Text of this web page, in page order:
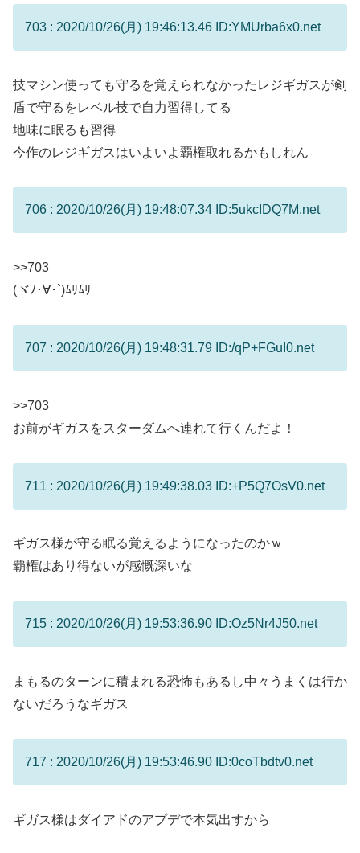
703 : 2020/10/26(月) 19:46:13.46 ID:YMUrba6x0.net
技マシン使っても守るを覚えられなかったレジギガスが剣
盾で守るをレベル技で自力習得してる
地味に眠るも習得
今作のレジギガスはいよいよ覇権取れるかもしれん
706 : 2020/10/26(月) 19:48:07.34 ID:5ukcIDQ7M.net
>>703
(ヾﾉ･∀･`)ﾑﾘﾑﾘ
707 : 2020/10/26(月) 19:48:31.79 ID:/qP+FGuI0.net
>>703
お前がギガスをスターダムへ連れて行くんだよ！
711 : 2020/10/26(月) 19:49:38.03 ID:+P5Q7OsV0.net
ギガス様が守る眠る覚えるようになったのかｗ
覇権はあり得ないが感慨深いな
715 : 2020/10/26(月) 19:53:36.90 ID:Oz5Nr4J50.net
まもるのターンに積まれる恐怖もあるし中々うまくは行か
ないだろうなギガス
717 : 2020/10/26(月) 19:53:46.90 ID:0coTbdtv0.net
ギガス様はダイアドのアプデで本気出すから